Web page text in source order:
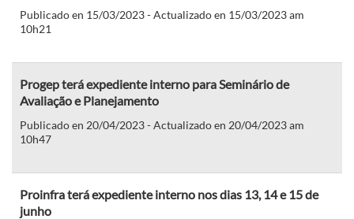
Publicado en 15/03/2023 - Actualizado en 15/03/2023 am
10h21
Progep terá expediente interno para Seminário de
Avaliação e Planejamento
Publicado en 20/04/2023 - Actualizado en 20/04/2023 am
10h47
Proinfra terá expediente interno nos dias 13, 14 e 15 de
junho